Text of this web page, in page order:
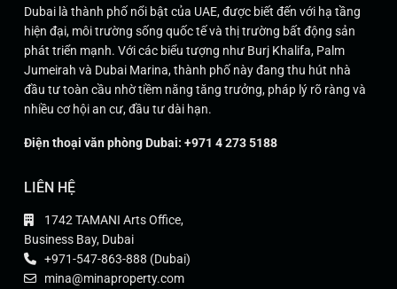
Dubai là thành phố nổi bật của UAE, được biết đến với hạ tầng
hiện đại, môi trường sống quốc tế và thị trường bất động sản
phát triển mạnh. Với các biểu tượng như Burj Khalifa, Palm
Jumeirah và Dubai Marina, thành phố này đang thu hút nhà
đầu tư toàn cầu nhờ tiềm năng tăng trưởng, pháp lý rõ ràng và
nhiều cơ hội an cư, đầu tư dài hạn.
Điện thoại văn phòng Dubai: +971 4 273 5188
LIÊN HỆ
1742 TAMANI Arts Office,
Business Bay, Dubai
+971-547-863-888 (Dubai)
mina@minaproperty.com